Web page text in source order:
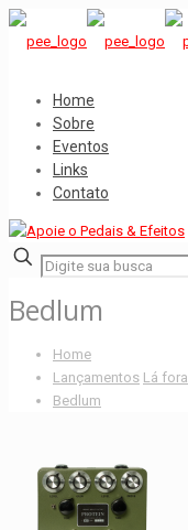
Home
Sobre
Eventos
Links
Contato
Bedlum
Home
Lançamentos Lá fora
Bedlum